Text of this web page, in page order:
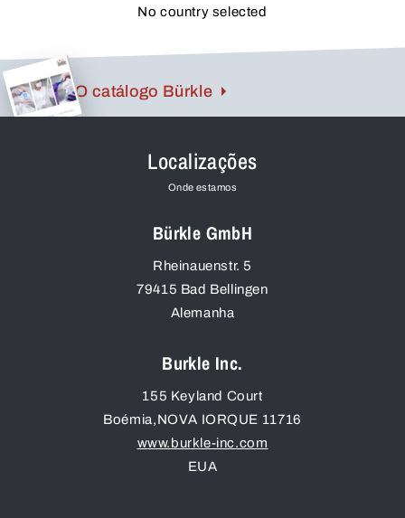
No country selected
O catálogo Bürkle
Localizações
Onde estamos
Bürkle GmbH
Rheinauenstr. 5
79415 Bad Bellingen
Alemanha
Burkle Inc.
155 Keyland Court
Boémia,NOVA IORQUE 11716
www.burkle-inc.com
EUA